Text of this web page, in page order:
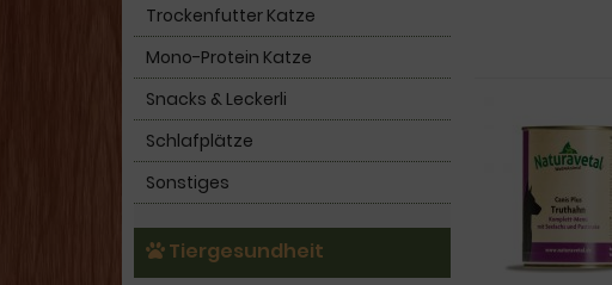
Trockenfutter Katze
Mono-Protein Katze
Snacks & Leckerli
Schlafplätze
Sonstiges
Tiergesundheit